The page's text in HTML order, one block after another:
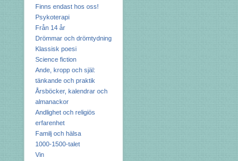
Finns endast hos oss!
Psykoterapi
Från 14 år
Drömmar och drömtydning
Klassisk poesi
Science fiction
Ande, kropp och själ:
tänkande och praktik
Årsböcker, kalendrar och
almanackor
Andlighet och religiös
erfarenhet
Familj och hälsa
1000-1500-talet
Vin